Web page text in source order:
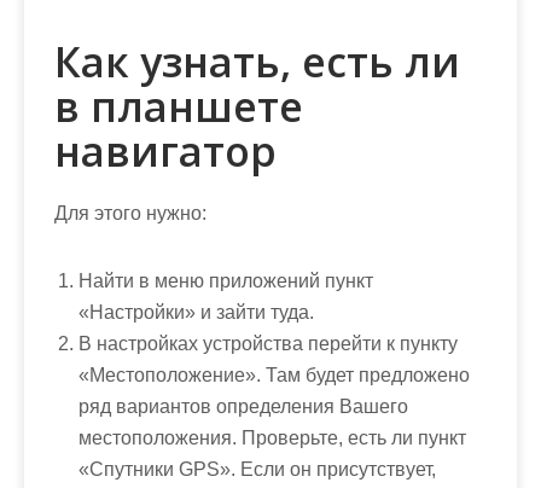
Как узнать, есть ли
в планшете
навигатор
Для этого нужно:
Найти в меню приложений пункт
«Настройки» и зайти туда.
В настройках устройства перейти к пункту
«Местоположение». Там будет предложено
ряд вариантов определения Вашего
местоположения. Проверьте, есть ли пункт
«Спутники GPS». Если он присутствует,